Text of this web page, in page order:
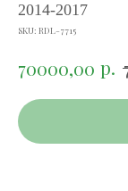
2014-2017
SKU: RDL-7715
70000,00 р.